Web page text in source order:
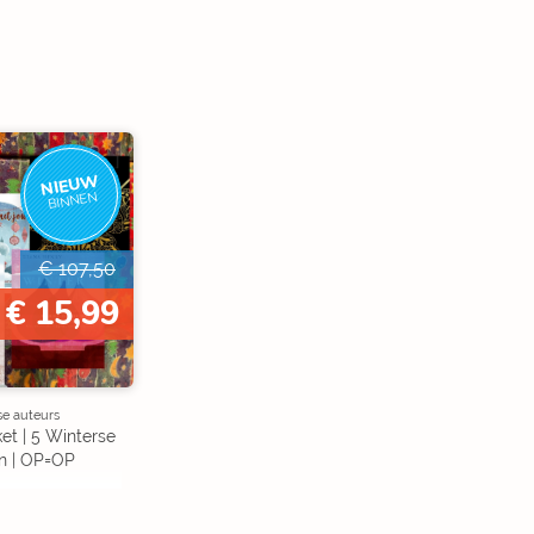
NIEUW
BINNEN
€ 107,50
€ 15,99
auteurs
| 5 Winterse
| OP=OP